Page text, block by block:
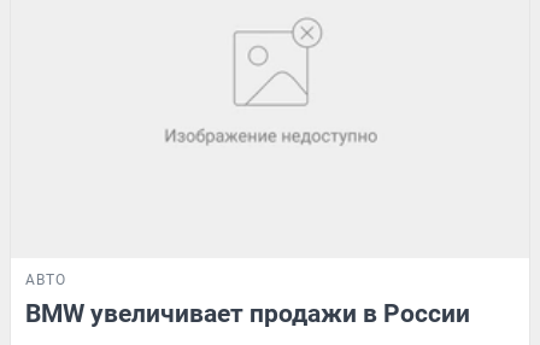
АВТО
BMW увеличивает продажи в России